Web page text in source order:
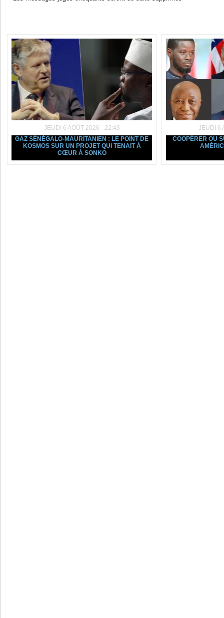
JEUDI 6 AOÛT 2026 - 22:43
GAZ SÉNÉGALO-MAURITANIEN : LE POINT DE
KOSMOS SUR UN PROJET QUI TENAIT À
CŒUR À SONKO
JEUDI 6
COOPÉRER OU